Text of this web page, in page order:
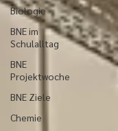
Biologie
BNE im
Schulalltag
BNE
Projektwoche
BNE Ziele
Chemie